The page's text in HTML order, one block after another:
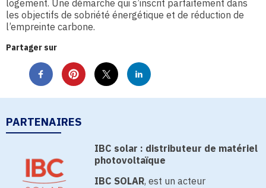
logement. Une démarche qui s’inscrit parfaitement dans
les objectifs de sobriété énergétique et de réduction de
l’empreinte carbone.
Partager sur
PARTENAIRES
IBC solar : distributeur de matériel
photovoltaïque
IBC SOLAR, est un acteur